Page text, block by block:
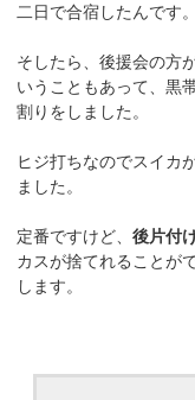
二日で合宿したんです。
そしたら、後援会の方
いうこともあって、黒
割りをしました。
ヒジ打ちなのでスイカ
ました。
定番ですけど、後片付
カスが捨てれることが
します。